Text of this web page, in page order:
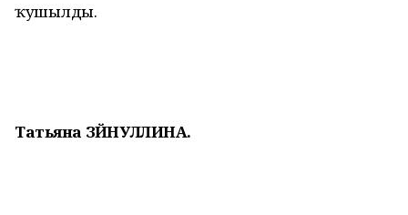
ҡушылды.
Татьяна ЗӘЙНУЛЛИНА.